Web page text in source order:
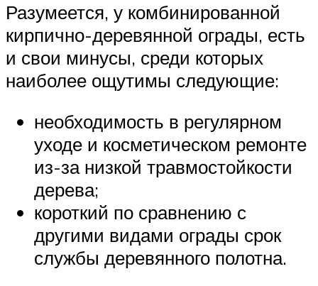
Разумеется, у комбинированной
кирпично-деревянной ограды, есть
и свои минусы, среди которых
наиболее ощутимы следующие:
необходимость в регулярном
уходе и косметическом ремонте
из-за низкой травмостойкости
дерева;
короткий по сравнению с
другими видами ограды срок
службы деревянного полотна.